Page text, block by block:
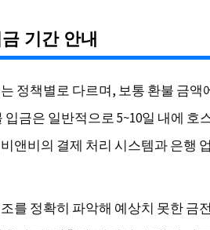
기간 안내
정책별로 다르며, 보통 환불 금액
금은 일반적으로 5~10일 내에 호
앤비의 결제 처리 시스템과 은행
를 정확히 파악해 예상치 못한 금